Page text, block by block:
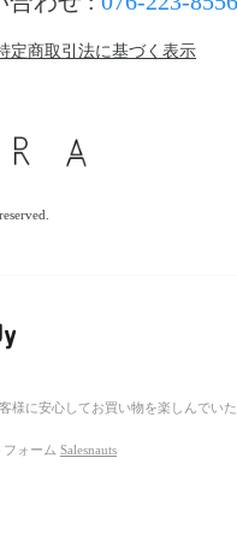
定商取引法に基づく表示
様に安心してお買い物を楽しんでいた
ォーム Salesnauts